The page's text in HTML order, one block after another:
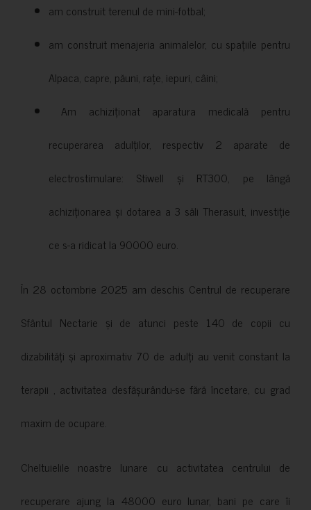
am construit terenul de mini-fotbal;
am construit menajeria animalelor, cu spațiile pentru
Alpaca, capre, păuni, rațe, iepuri, câini;
Am achiziționat aparatura medicală pentru
recuperarea adulților, respectiv 2 aparate de
electrostimulare: Stiwell și RT300, pe lângă
achiziționarea și dotarea a 3 săli Therasuit, investiție
ce s-a ridicat la 90000 euro.
În 28 octombrie 2025 am deschis Centrul de recuperare
Sfântul Nectarie și de atunci peste 140 de copii cu
dizabilități și aproximativ 70 de adulți au venit constant la
terapii , activitatea desfășurându-se fără încetare, cu grad
maxim de ocupare.
Cheltuielile noastre lunare cu activitatea centrului de
recuperare ajung la 48000 euro lunar, bani pe care îi